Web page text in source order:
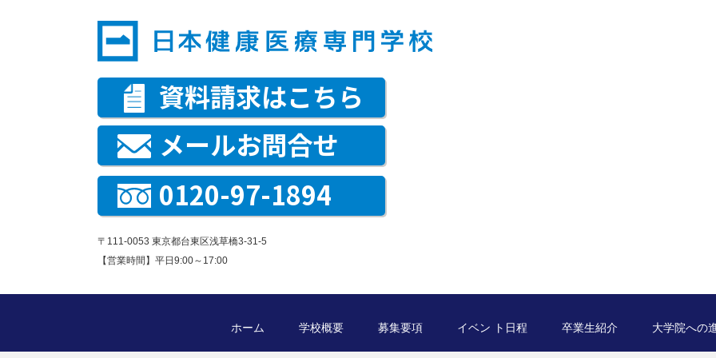
資料請求はこちら
メールお問合せ
0120-97-1894
〒111-0053 東京都台東区浅草橋3-31-5
【営業時間】平日9:00～17:00
ホーム 学校概要 募集要項 イベン ト日程 卒業生紹介 大学院への